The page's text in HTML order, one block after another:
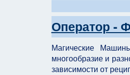
Оператор -
Магические
многообразие и
зависимости от